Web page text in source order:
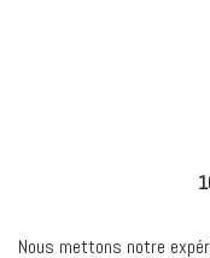
Nous mettons notre